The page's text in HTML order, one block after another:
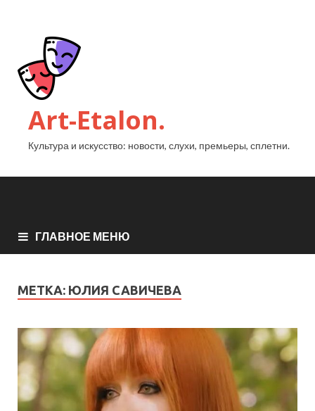
Art-Etalon.
Культура и искусство: новости, слухи, премьеры, сплетни.
ГЛАВНОЕ МЕНЮ
МЕТКА: ЮЛИЯ САВИЧЕВА